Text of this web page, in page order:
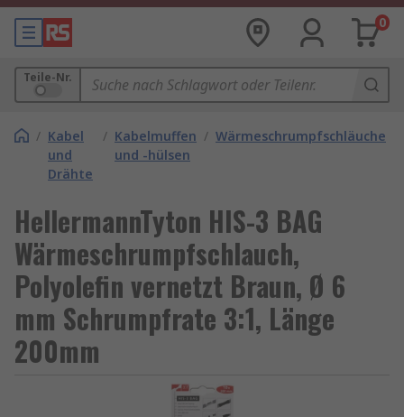
0
Teile-Nr.
/ Kabel
und
Drähte
/ Kabelmuffen
und -hülsen
/ Wärmeschrumpfschläuche
HellermannTyton HIS-3 BAG
Wärmeschrumpfschlauch,
Polyolefin vernetzt Braun, Ø 6
mm Schrumpfrate 3:1, Länge
200mm